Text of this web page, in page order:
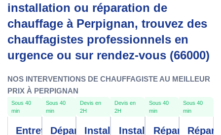
installation ou réparation de
chauffage à Perpignan, trouvez des
chauffagistes professionnels en
urgence ou sur rendez-vous (66000)
NOS INTERVENTIONS DE CHAUFFAGISTE AU MEILLEUR
PRIX À PERPIGNAN
Sous 40
min
Entretien
Sous 40
min
Dépannage
Devis en
2H
Installation
Devis en
2H
Installation
Sous 40
min
Réparation
Sous 40
min